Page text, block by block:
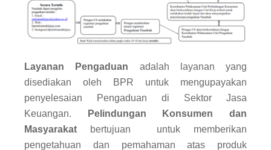
Layanan Pengaduan adalah layanan yang
disediakan oleh BPR untuk mengupayakan
penyelesaian Pengaduan di Sektor Jasa
Keuangan.
Pelindungan Konsumen dan
Masyarakat bertujuan untuk memberikan
pengetahuan dan pemahaman atas produk